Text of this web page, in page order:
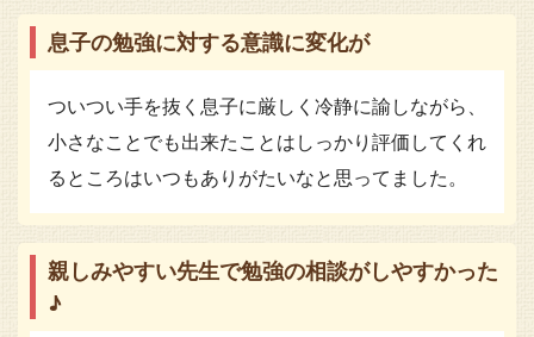
息子の勉強に対する意識に変化が
ついつい手を抜く息子に厳しく冷静に諭しながら、
小さなことでも出来たことはしっかり評価してくれ
るところはいつもありがたいなと思ってました。
親しみやすい先生で勉強の相談がしやすかった
♪